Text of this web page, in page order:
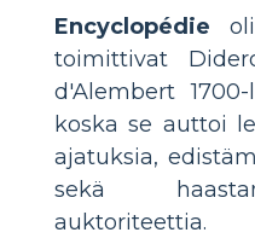
Encyclopédie
toimittivat
d'Alembert
koska se auttoi
ajatuksia,
sekä
auktoriteettia.